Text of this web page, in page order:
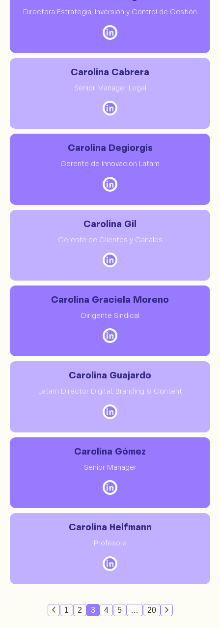
Directora Estrategia, Inversión y Control de Gestión
Carolina Cabrera
Senior Manager Legal
Carolina Degiorgis
Gerente de Innovación Latam
Carolina Gil
Gerente de Clientes y Canales
Carolina Graciela Moreno
Dirigente Sindical
Carolina Guajardo
Latam Director Digital, Branding & Content
Carolina Gómez
Senior Manager
Carolina Helfmann
Profesora
1 2 3 4 5 … 20